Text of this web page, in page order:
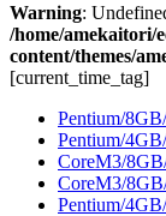
Warning:
/home/amekaitori/
content/themes/
[current_time_tag]
Pentium/
Pentium/
CoreM3/
CoreM3/
Pentium/